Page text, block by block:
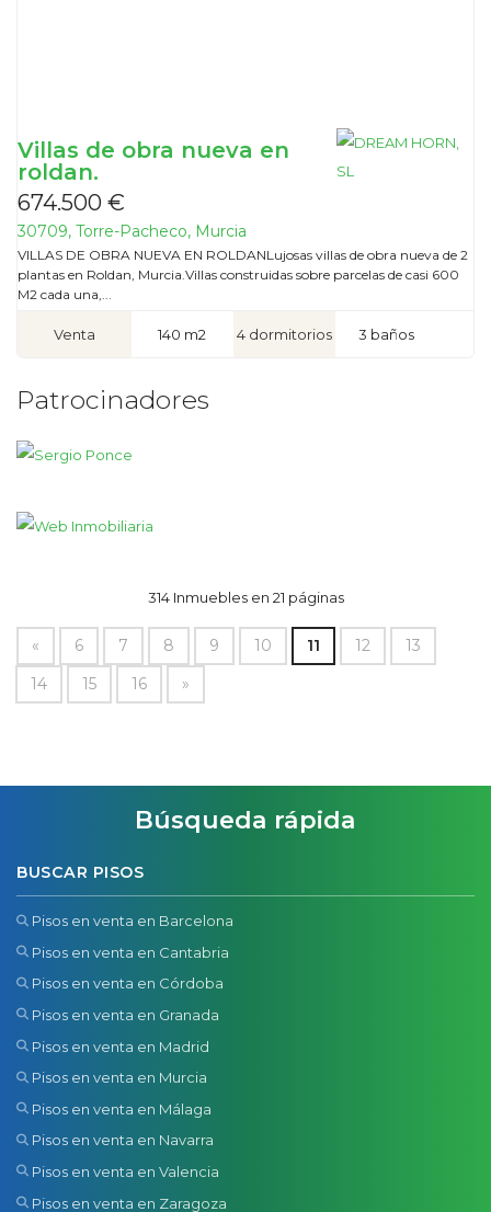
Villas de obra nueva en
roldan.
674.500 €
30709, Torre-Pacheco, Murcia
VILLAS DE OBRA NUEVA EN ROLDANLujosas villas de obra nueva de 2
plantas en Roldan, Murcia.Villas construidas sobre parcelas de casi 600
M2 cada una,...
Venta 140 m2 4 dormitorios 3 baños
Patrocinadores
314 Inmuebles en 21 páginas
« 6 7 8 9 10 11 12
13
14
15 16 »
Búsqueda rápida
BUSCAR PISOS
Pisos en venta en Barcelona
Pisos en venta en Cantabria
Pisos en venta en Córdoba
Pisos en venta en Granada
Pisos en venta en Madrid
Pisos en venta en Murcia
Pisos en venta en Málaga
Pisos en venta en Navarra
Pisos en venta en Valencia
Pisos en venta en Zaragoza